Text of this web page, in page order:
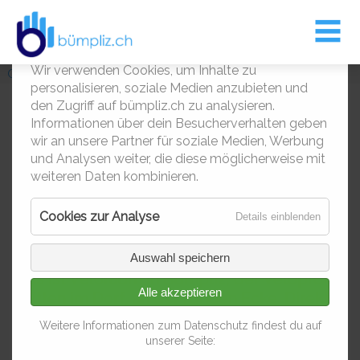
Cookies – Nicht die zum Essen
Wir verwenden Cookies, um Inhalte zu
personalisieren, soziale Medien anzubieten und
den Zugriff auf bümpliz.ch zu analysieren.
Informationen über dein Besucherverhalten geben
wir an unsere Partner für soziale Medien, Werbung
und Analysen weiter, die diese möglicherweise mit
weiteren Daten kombinieren.
Cookies zur Analyse Details einblendenfür
Cookies
zur
Auswahl speichern
Alle akzeptieren
Weitere Informationen zum Datenschutz findest du auf
unserer Seite:
Gewerbe Gewerbe Firmen im Detail
Veloraum
Der Veloprofi mitten in
Bümpliz
Stark im Service, stark im Beraten - genau
das ist Veloraum in Bümpliz, der Veloprofi
mitten im Dorf, an der runden Ecke. Direkt
gegenüber der Berner Kantonalbank. Mit
über 30 Jahren Erfahrung bist du im
Über Bümpliz / Bethlehem
Siedlungen & Quartiere
Impressionen
Entsorgungskalender
Gastronomie
Kinder & Jugendliche
Kindertagesstätten
Kirchen
Quartiervereine
Räume zum Mieten
Informationen zur Entsorgung
Musik aus Bern-West
Die Macher